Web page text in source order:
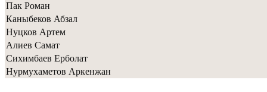
Пак Роман
Каныбеков Абзал
Нуцков Артем
Алиев Самат
Сихимбаев Ерболат
Нурмухаметов Аркенжан